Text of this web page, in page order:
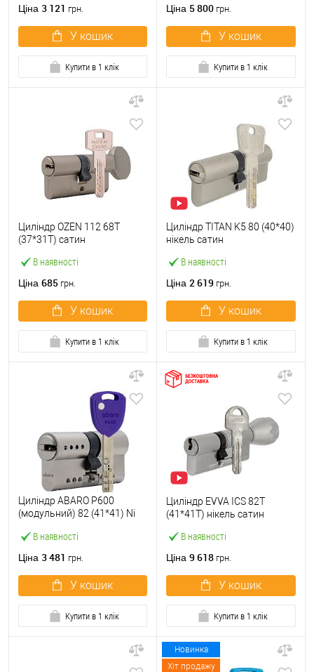
Ціна 3 121 грн.
У кошик
Купити в 1 клік
Ціна 5 800 грн.
У кошик
Купити в 1 клік
В наявності
Циліндр OZEN 112 68T
(37*31T) сатин
Ціна 685 грн.
У кошик
Купити в 1 клік
В наявності
Циліндр TITAN K5 80 (40*40)
нікель сатин
Ціна 2 619 грн.
У кошик
Купити в 1 клік
В наявності
Циліндр ABARO P600
(модульний) 82 (41*41) Ni
Ціна 3 481 грн.
У кошик
Купити в 1 клік
В наявності
Циліндр EVVA ICS 82T
(41*41T) нікель сатин
Ціна 9 618 грн.
У кошик
Купити в 1 клік
Новинка
Хіт продажу